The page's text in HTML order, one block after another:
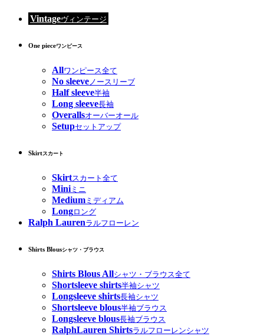
Vintageヴィンテージ
One pieceワンピース
Allワンピース全て
No sleeveノースリーブ
Half sleeve半袖
Long sleeve長袖
Overallsオーバーオール
Setupセットアップ
Skirtスカート
Skirtスカート全て
Miniミニ
Medium ミディアム
Longロング
Ralph Laurenラルフローレン
Shirts Blousシャツ・ブラウス
Shirts Blous Allシャツ・ブラウス全て
Shortsleeve shirts半袖シャツ
Longsleeve shirts長袖シャツ
Shortsleeve blous半袖ブラウス
Longsleeve blous長袖ブラウス
RalphLauren Shirtsラルフローレンシャツ